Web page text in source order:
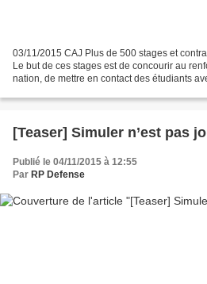
03/11/2015 CAJ Plus de 500 stages et
Le but de ces stages est de concourir au
nation, de mettre en contact des étudiants
[Teaser] Simuler n’est pas
Publié le 04/11/2015 à 12:55
Par RP Defense